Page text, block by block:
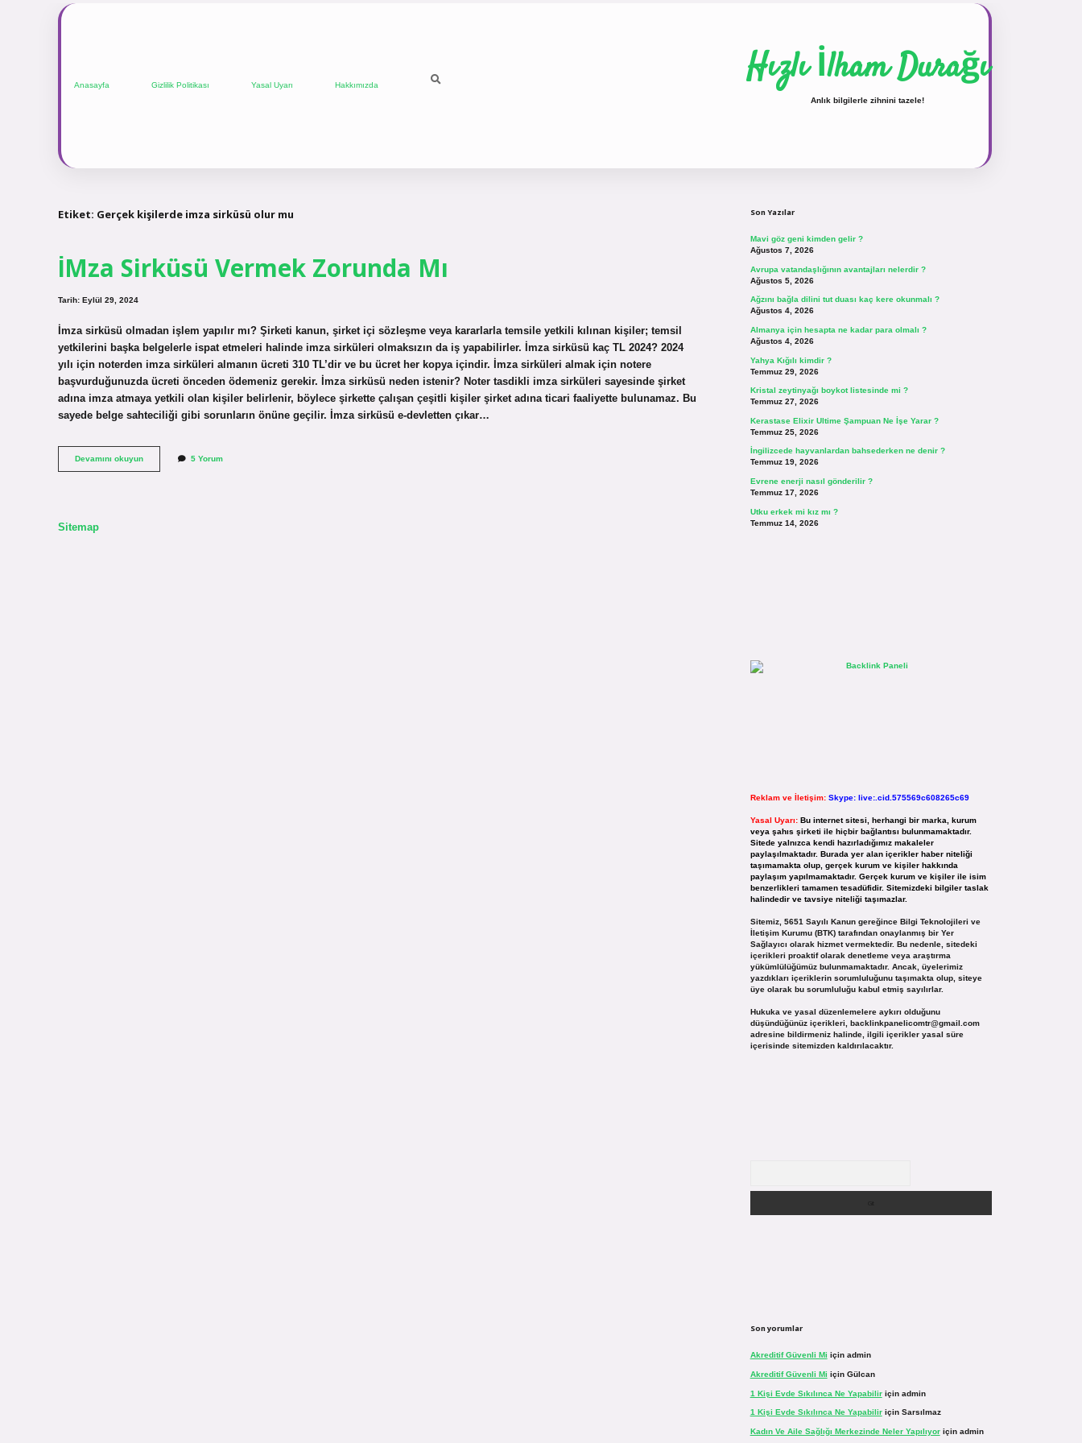
Anasayfa Gizlilik Politikası Yasal Uyarı Hakkımızda Hızlı İlham Durağı
Anlık bilgilerle zihnini tazele!
Etiket: Gerçek kişilerde imza sirküsü olur mu
İMza Sirküsü Vermek Zorunda Mı
Tarih: Eylül 29, 2024
İmza sirküsü olmadan işlem yapılır mı? Şirketi kanun, şirket içi sözleşme veya kararlarla temsile yetkili kılınan kişiler; temsil
yetkilerini başka belgelerle ispat etmeleri halinde imza sirküleri olmaksızın da iş yapabilirler. İmza sirküsü kaç TL 2024? 2024
yılı için noterden imza sirküleri almanın ücreti 310 TL’dir ve bu ücret her kopya içindir. İmza sirküleri almak için notere
başvurduğunuzda ücreti önceden ödemeniz gerekir. İmza sirküsü neden istenir? Noter tasdikli imza sirküleri sayesinde şirket
adına imza atmaya yetkili olan kişiler belirlenir, böylece şirkette çalışan çeşitli kişiler şirket adına ticari faaliyette bulunamaz. Bu
sayede belge sahteciliği gibi sorunların önüne geçilir. İmza sirküsü e-devletten çıkar…
Devamını okuyunİMza
Sirküsü
5 Yorum
Sitemap
Son Yazılar
Mavi göz geni kimden gelir ?
Ağustos 7, 2026
Avrupa vatandaşlığının avantajları nelerdir ?
Ağustos 5, 2026
Ağzını bağla dilini tut duası kaç kere okunmalı ?
Ağustos 4, 2026
Almanya için hesapta ne kadar para olmalı ?
Ağustos 4, 2026
Yahya Kığılı kimdir ?
Temmuz 29, 2026
Kristal zeytinyağı boykot listesinde mi ?
Temmuz 27, 2026
Kerastase Elixir Ultime Şampuan Ne İşe Yarar ?
Temmuz 25, 2026
İngilizcede hayvanlardan bahsederken ne denir ?
Temmuz 19, 2026
Evrene enerji nasıl gönderilir ?
Temmuz 17, 2026
Utku erkek mi kız mı ?
Temmuz 14, 2026
Reklam ve İletişim: Skype: live:.cid.575569c608265c69
Yasal Uyarı: Bu internet sitesi, herhangi bir marka, kurum
veya şahıs şirketi ile hiçbir bağlantısı bulunmamaktadır.
Sitede yalnızca kendi hazırladığımız makaleler
paylaşılmaktadır. Burada yer alan içerikler haber niteliği
taşımamakta olup, gerçek kurum ve kişiler hakkında
paylaşım yapılmamaktadır. Gerçek kurum ve kişiler ile isim
benzerlikleri tamamen tesadüfidir. Sitemizdeki bilgiler taslak
halindedir ve tavsiye niteliği taşımazlar.
Sitemiz, 5651 Sayılı Kanun gereğince Bilgi Teknolojileri ve
İletişim Kurumu (BTK) tarafından onaylanmış bir Yer
Sağlayıcı olarak hizmet vermektedir. Bu nedenle, sitedeki
içerikleri proaktif olarak denetleme veya araştırma
yükümlülüğümüz bulunmamaktadır. Ancak, üyelerimiz
yazdıkları içeriklerin sorumluluğunu taşımakta olup, siteye
üye olarak bu sorumluluğu kabul etmiş sayılırlar.
Hukuka ve yasal düzenlemelere aykırı olduğunu
düşündüğünüz içerikleri, backlinkpanelicomtr@gmail.com
adresine bildirmeniz halinde, ilgili içerikler yasal süre
içerisinde sitemizden kaldırılacaktır.
Son yorumlar
Akreditif Güvenli Mi için admin
Akreditif Güvenli Mi için Gülcan
1 Kişi Evde Sıkılınca Ne Yapabiliriçin admin
1 Kişi Evde Sıkılınca Ne Yapabiliriçin Sarsılmaz
Kadın Ve Aile Sağlığı Merkezinde Neler Yapılıyoriçin admin